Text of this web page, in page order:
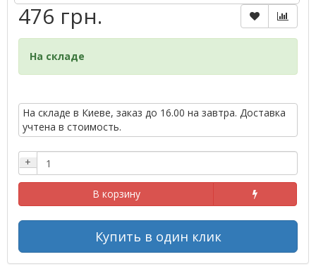
476 грн.
На складе
На складе в Киеве, заказ до 16.00 на завтра. Доставка
учтена в стоимость.
+
В корзину
Купить в один клик